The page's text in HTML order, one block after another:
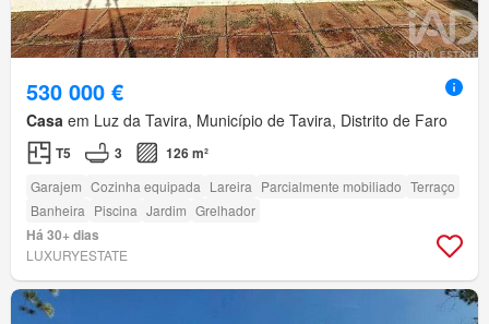
530 000 €
Casa em Luz da Tavira, Município de Tavira, Distrito de Faro
T5 3 126 m²
Garajem Cozinha equipada Lareira Parcialmente mobiliado Terraço
Banheira Piscina Jardim Grelhador
Há 30+ dias
LUXURYESTATE